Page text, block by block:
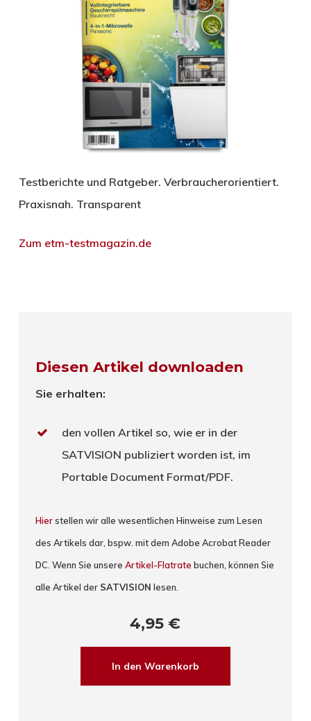
Testberichte und Ratgeber. Verbraucherorientiert.
Praxisnah. Transparent
Zum etm-testmagazin.de
Diesen Artikel downloaden
Sie erhalten:
den vollen Artikel so, wie er in der
SATVISION publiziert worden ist, im
Portable Document Format/PDF.
Hierstellen wir alle wesentlichen Hinweise zum Lesen
des Artikels dar, bspw. mit dem Adobe Acrobat Reader
DC. Wenn Sie unsereArtikel-Flatrate buchen, können Sie
alle Artikel der SATVISION lesen.
4,95 €
In den Warenkorb